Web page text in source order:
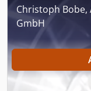
Christoph Bobe,
GmbH